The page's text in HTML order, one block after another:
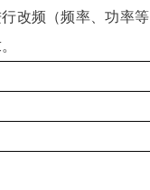
改频 （频率、功率等